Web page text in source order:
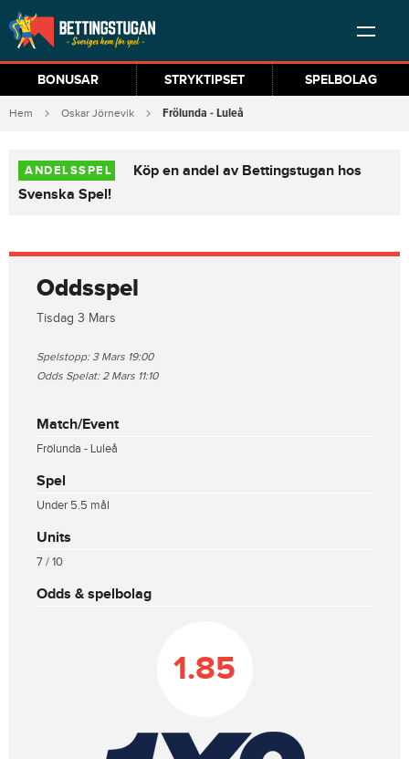
BONUSAR STRYKTIPSET SPELBOLAG
Hem Oskar Jörnevik Frölunda - Luleå
ANDELSSPEL
Köp en andel av Bettingstugan hos
Svenska Spel!
Oddsspel
Tisdag 3 Mars
Spelstopp: 3 Mars 19:00
Odds Spelat: 2 Mars 11:10
Match/Event
Frölunda - Luleå
Spel
Under 5.5 mål
Units
7 / 10
Odds & spelbolag
1.85